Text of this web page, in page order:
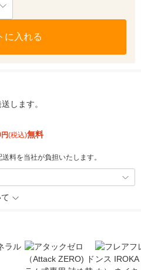
に入れる
します。
円(税込)無料
料を当社が負担いたします。